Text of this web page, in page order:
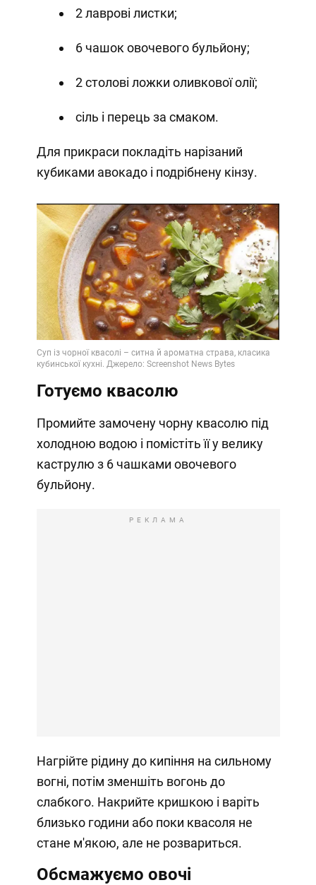
2 лаврові листки;
6 чашок овочевого бульйону;
2 столові ложки оливкової олії;
сіль і перець за смаком.
Для прикраси покладіть нарізаний
кубиками авокадо і подрібнену кінзу.
Готуємо квасолю
Промийте замочену чорну квасолю під
холодною водою і помістіть її у велику
каструлю з 6 чашками овочевого
бульйону.
РЕКЛАМА
Нагрійте рідину до кипіння на сильному
вогні, потім зменшіть вогонь до
слабкого. Накрийте кришкою і варіть
близько години або поки квасоля не
стане м'якою, але не розвариться.
Обсмажуємо овочі